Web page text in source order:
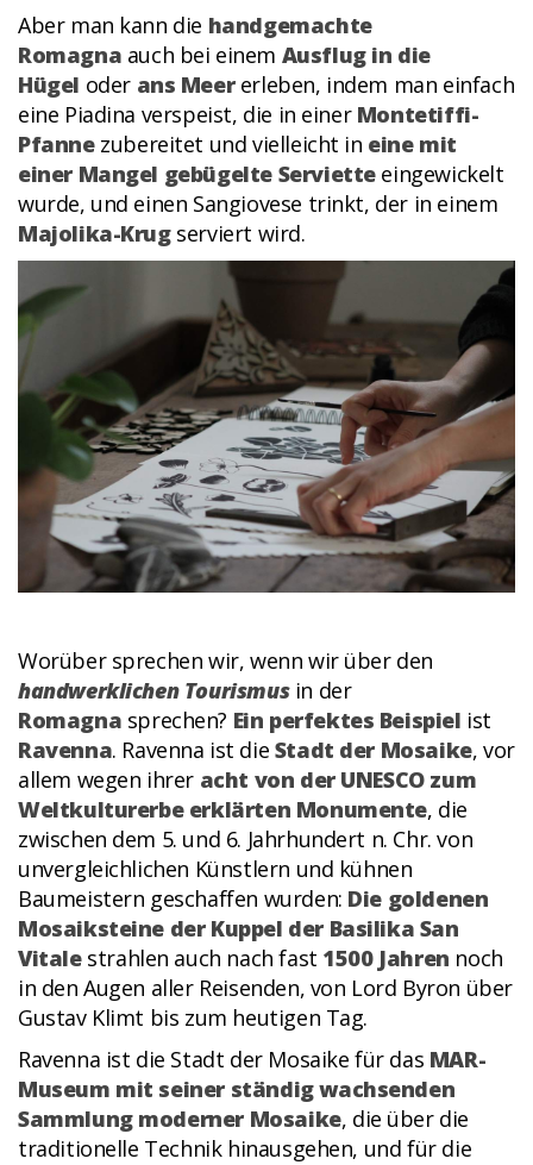
Aber man kann die handgemachte
Romagna auch bei einem Ausflug in die
Hügel oder ans Meer erleben, indem man einfach
eine Piadina verspeist, die in einer Montetiffi-
Pfanne zubereitet und vielleicht in eine mit
einer Mangel gebügelte Serviette eingewickelt
wurde, und einen Sangiovese trinkt, der in einem
Majolika-Krug serviert wird.
Worüber sprechen wir, wenn wir über den
handwerklichen Tourismus in der
Romagna sprechen? Ein perfektes Beispiel ist
Ravenna. Ravenna ist die Stadt der Mosaike, vor
allem wegen ihrer acht von der UNESCO zum
Weltkulturerbe erklärten Monumente, die
zwischen dem 5. und 6. Jahrhundert n. Chr. von
unvergleichlichen Künstlern und kühnen
Baumeistern geschaffen wurden: Die goldenen
Mosaiksteine der Kuppel der Basilika San
Vitale strahlen auch nach fast 1500 Jahren noch
in den Augen aller Reisenden, von Lord Byron über
Gustav Klimt bis zum heutigen Tag.
Ravenna ist die Stadt der Mosaike für das MAR-
Museum mit seiner ständig wachsenden
Sammlung moderner Mosaike, die über die
traditionelle Technik hinausgehen, und für die